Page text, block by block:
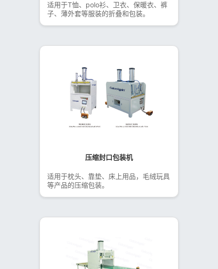
适用于T恤、polo衫、卫衣、保暖衣、裤
子、薄外套等服装的折叠和包装。
压缩封口包装机
适用于枕头、靠垫、床上用品，毛绒玩具
等产品的压缩包装。